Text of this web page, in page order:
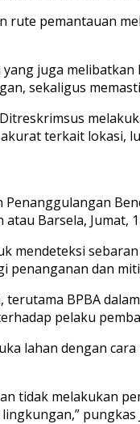
pemantauan
juga
sekaligus
terkait lokasi,
Barsela, Jumat,
penanganan dan
BPBA
pelaku
lahan dengan
tidak melakukan
pungkas